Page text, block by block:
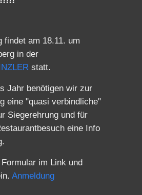
findet am 18.11. um
in der
statt.
Jahr benötigen wir zur
eine "quasi verbindliche"
Siegerehrung und für
eine Info
im Link und
Anmeldung